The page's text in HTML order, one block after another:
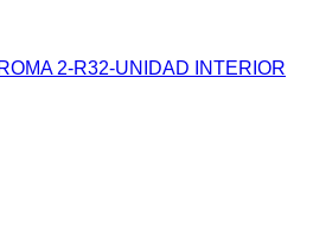
2-R32-UNIDAD INTERIOR